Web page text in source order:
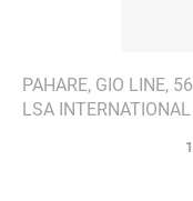
PAHARE, GIO LINE,
LSA INTERNATIONAL